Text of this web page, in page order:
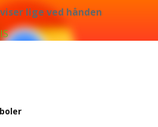
lige ved hånden